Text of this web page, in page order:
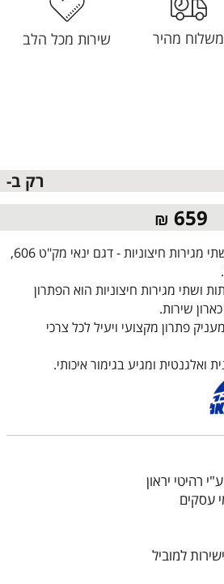
משלוח מהיר שירות מכל הלב
רק ב-
659
₪
ארון איכותי שתי דלתות + שתי מגירות חיצוניות - דגם ינאי מק"ט 606,
ושתי מגירות חיצוניות הוא הפתרון
שירות.
פתרון מקצועי ויעיל לכל צרכי
ואלגנטית ומגיע בגימור איכותי.
רהיטי יראון
למוביל